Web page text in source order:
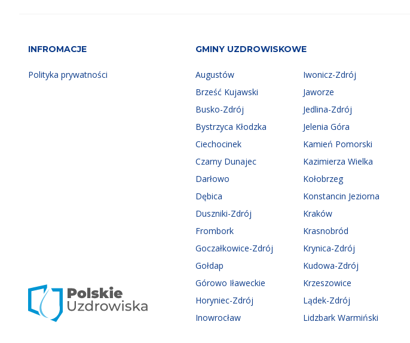
INFROMACJE
Polityka prywatności
GMINY UZDROWISKOWE
Augustów
Brześć Kujawski
Busko-Zdrój
Bystrzyca Kłodzka
Ciechocinek
Czarny Dunajec
Darłowo
Dębica
Duszniki-Zdrój
Frombork
Goczałkowice-Zdrój
Gołdap
Górowo Iławeckie
Horyniec-Zdrój
Inowrocław
Iwonicz-Zdrój
Jaworze
Jedlina-Zdrój
Jelenia Góra
Kamień Pomorski
Kazimierza Wielka
Kołobrzeg
Konstancin Jeziorna
Kraków
Krasnobród
Krynica-Zdrój
Kudowa-Zdrój
Krzeszowice
Lądek-Zdrój
Lidzbark Warmiński